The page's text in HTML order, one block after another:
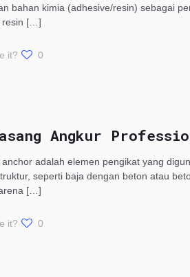
bahan kimia (adhesive/resin) sebagai
[…]
it? 0
Angkur
adalah elemen pengikat yang
seperti baja dengan beton atau
[…]
it? 0